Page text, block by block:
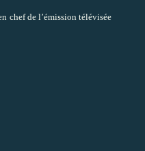
chef de l’émission télévisée